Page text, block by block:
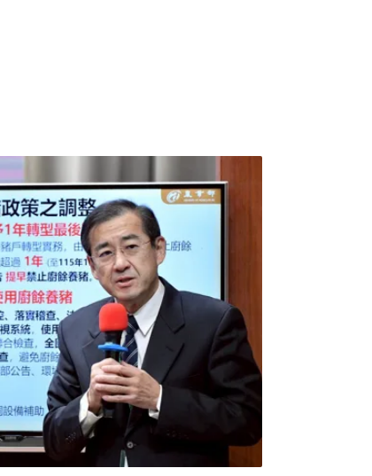
再利用廚餘量則有791公噸。養豬廚餘
午餐、餐廳、賣場等等，另外還有593
量內。就在政府宣布未來將禁止廚餘
，暫緩協助載運，廚餘桶只能一桶